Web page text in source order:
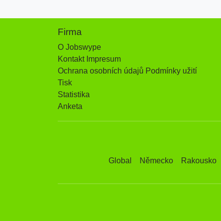
Firma
O Jobswype
Kontakt Impresum
Ochrana osobních údajů Podmínky užití
Tisk
Statistika
Anketa
Global Německo Rakousko